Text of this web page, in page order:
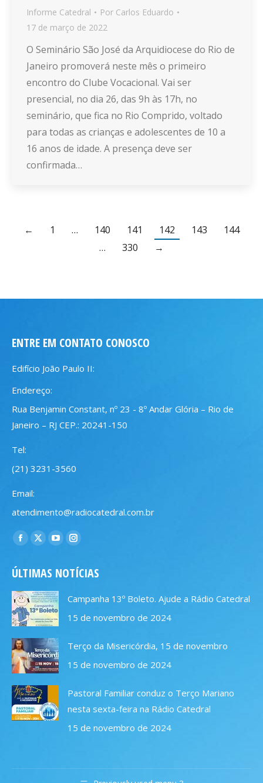
Informe Catedral Por Carlos Eduardo
17 de março de 2022
O Seminário São José da Arquidiocese do Rio de
Janeiro promoverá neste mês o primeiro
encontro do Clube Vocacional. Vai ser
presencial, no dia 26, das 9h às 17h, no
seminário, que fica no Rio Comprido, voltado
para todas as crianças e adolescentes de 10 a
16 anos de idade. A presença deve ser
confirmada…
← 1 … 140 141 142 143
144
…
330 →
ENTRE EM CONTATO CONOSCO
Edifício João Paulo II:
Endereço:
Rua Benjamin Constant, nº 23 - 8º Andar Glória – Rio de
Janeiro – RJ CEP.: 20241-150
Tel:
(21) 3231-3560
Email:
atendimento@radiocatedral.com.br
Encontre-nos em:
Facebook
opens
in
new
window
X
opens
in
new
window
YouTube
opens
in
new
window
Instagram
opens
new
window
ÚLTIMAS NOTÍCIAS
Campanha 13º Boleto. Ajude a Rádio Catedral
15 de novembro de 2024
Terço da Misericórdia, 15 de novembro
15 de novembro de 2024
Pastoral Familiar conduz o Terço Mariano
nesta sexta-feira na Rádio Catedral
15 de novembro de 2024